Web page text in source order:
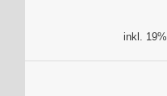
inkl.